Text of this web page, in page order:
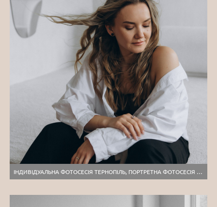
ІНДИВІДУАЛЬНА ФОТОСЕСІЯ ТЕРНОПІЛЬ, ПОРТРЕТНА ФОТОСЕСІЯ ТЕРНОПІЛЬ, СТУДІЙНА ЗЙОМКА, ПОРТРЕТНИЙ ФОТОГРАФ ЛЬВІВ